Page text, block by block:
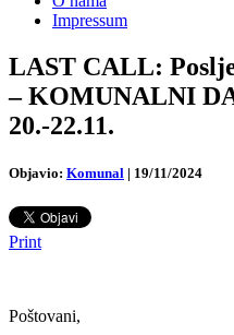
Impressum
LAST CALL:
– KOMUNALNI
20.-22.11.
Objavio: Komunal | 19/11/2024
Print
Poštovani,